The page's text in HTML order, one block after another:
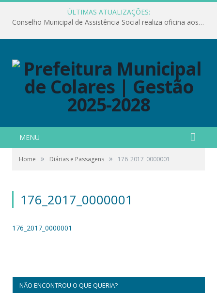
ÚLTIMAS ATUALIZAÇÕES:
Conselho Municipal de Assistência Social realiza oficina aos servidores
MENU
Home » Diárias e Passagens » 176_2017_0000001
176_2017_0000001
176_2017_0000001
NÃO ENCONTROU O QUE QUERIA?